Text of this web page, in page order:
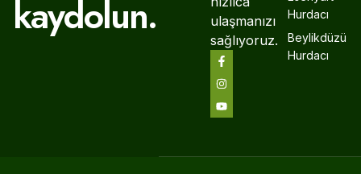
kaydolun.
ulaşmanızı
sağlıyoruz.
Hurdacı
Beylikdüzü
Hurdacı